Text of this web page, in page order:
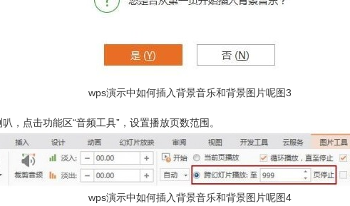
wps演示中如何插入背景音乐和背景图片呢图3
，点击功能区“音频工具”，设置播放页数范围。
wps演示中如何插入背景音乐和背景图片呢图4